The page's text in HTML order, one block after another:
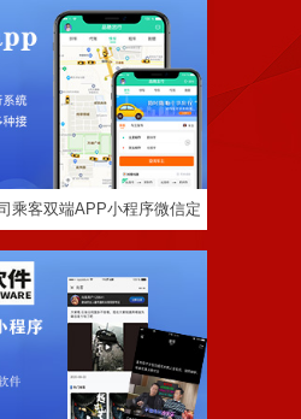
乘客双端APP小程序微信定
定制程序开发
平台看新闻视频赚钱软件
小程序定制